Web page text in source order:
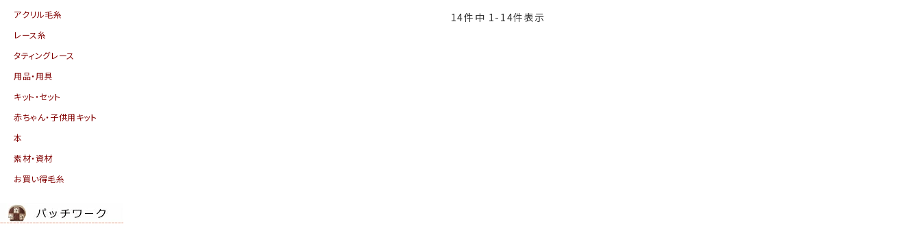
アクリル毛糸
レース糸
タティングレース
用品・用具
キット・セット
赤ちゃん・子供用キット
本
素材・資材
お買い得毛糸
14件中 1 - 14件表示